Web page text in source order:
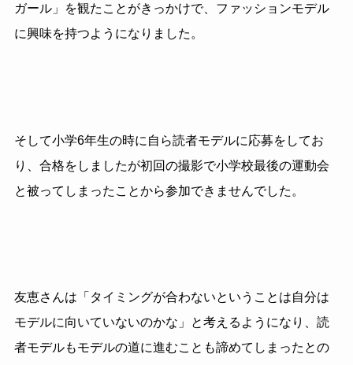
ガール」を観たことがきっかけで、ファッションモデル
に興味を持つようになりました。
そして小学6年生の時に自ら読者モデルに応募をしてお
り、合格をしましたが初回の撮影で小学校最後の運動会
と被ってしまったことから参加できませんでした。
友恵さんは「タイミングが合わないということは自分は
モデルに向いていないのかな」と考えるようになり、読
者モデルもモデルの道に進むことも諦めてしまったとの